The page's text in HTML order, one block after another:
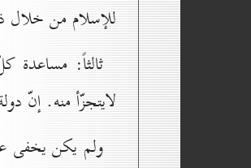
للإسلام من
ثالثاً: مساعدة
لايتجزّأ منه. إنّ
ولم يكن يخفى